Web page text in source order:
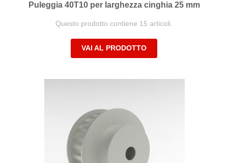
Puleggia 40T10 per larghezza cinghia 25 mm
Questo prodotto contiene 15 articoli.
VAI AL PRODOTTO